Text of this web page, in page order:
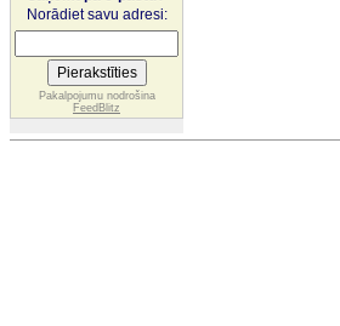
Norādiet savu adresi:
Pakalpojumu nodrošina
FeedBlitz